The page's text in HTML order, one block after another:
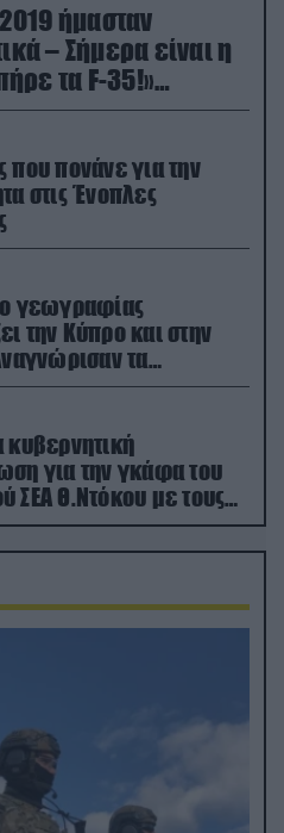
ήμασταν
– Σήμερα είναι η
τα F-35!»
που πονάνε για την
στις Ένοπλες
γεωγραφίας
την Κύπρο και στην
τα
(φωτο)
κυβερνητική
για την γκάφα του
ΣΕΑ Θ.Ντόκου με τους